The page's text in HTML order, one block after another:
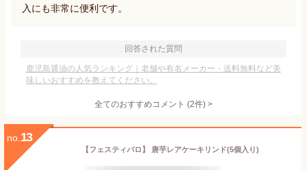
入にも非常に便利です。
回答された質問
鹿児島醤油の人気ランキング｜老舗や有名メーカー・送料無料など美
味しいおすすめを教えてください。
全てのおすすめコメント (2件) >
no. 13
【フェスティバロ】 唐芋レアケーキリンド(5個入り)